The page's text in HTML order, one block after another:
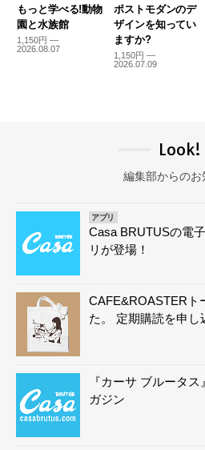
もっと学べる!動物
園と水族館
1,150円 —
2026.08.07
ポストモダンのデ
ザインを知ってい
ますか?
1,150円 —
2026.07.09
Look!
編集部からのお
アプリ
Casa BRUTUSの電
リが登場！
CAFE&ROASTERト
た。 定期購読を申
『カーサ ブルータ
ガジン